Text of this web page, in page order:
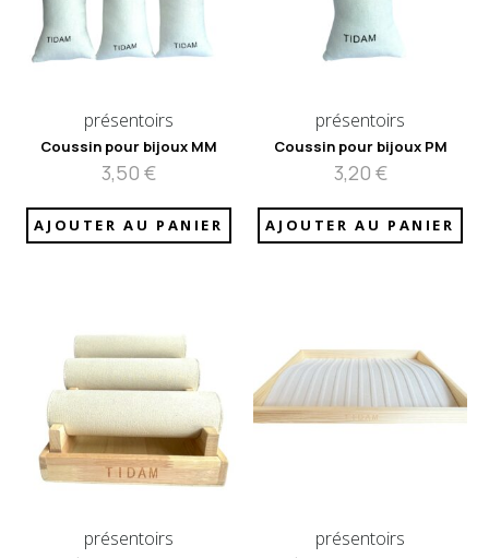
présentoirs
Coussin pour bijoux MM
3,50 €
AJOUTER AU PANIER
présentoirs
Coussin pour bijoux PM
3,20 €
AJOUTER AU PANIER
présentoirs présentoirs